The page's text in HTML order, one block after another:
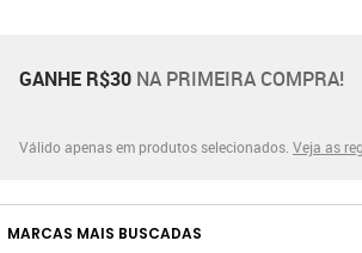
GANHE R$30 NA PRIMEIRA COMPRA!
Válido apenas em produtos selecionados. Veja as
MARCAS MAIS BUSCADAS